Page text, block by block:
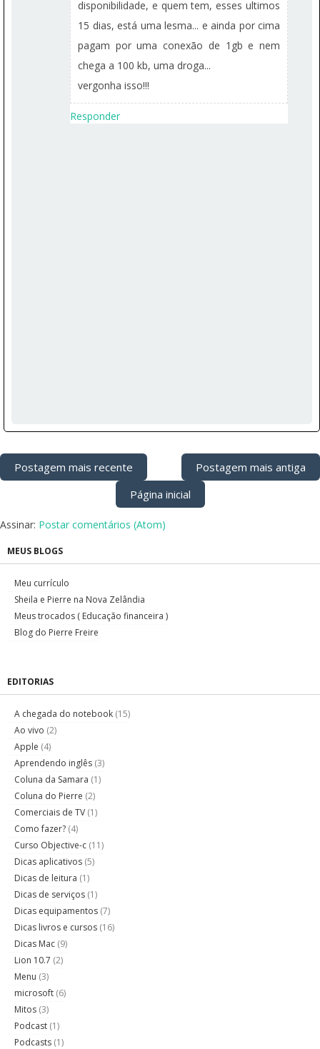
disponibilidade, e quem tem, esses ultimos
15 dias, está uma lesma... e ainda por cima
pagam por uma conexão de 1gb e nem
chega a 100 kb, uma droga...
vergonha isso!!!
Responder
Postagem mais recente
Postagem mais antiga
Página inicial
Assinar: Postar comentários (Atom)
MEUS BLOGS
Meu currículo
Sheila e Pierre na Nova Zelândia
Meus trocados ( Educação financeira )
Blog do Pierre Freire
EDITORIAS
A chegada do notebook (15)
Ao vivo (2)
Apple (4)
Aprendendo inglês (3)
Coluna da Samara (1)
Coluna do Pierre (2)
Comerciais de TV (1)
Como fazer? (4)
Curso Objective-c (11)
Dicas aplicativos (5)
Dicas de leitura (1)
Dicas de serviços (1)
Dicas equipamentos (7)
Dicas livros e cursos (16)
Dicas Mac (9)
Lion 10.7 (2)
Menu (3)
microsoft (6)
Mitos (3)
Podcast (1)
Podcasts (1)